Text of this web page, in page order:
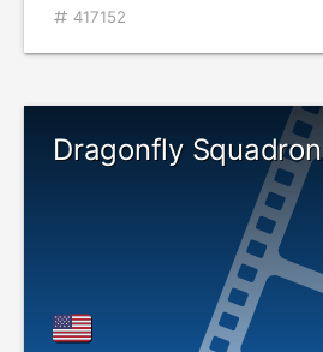
417152
Dragonfly Squadron